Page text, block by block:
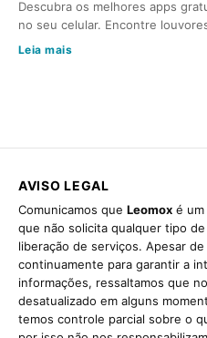
Descubra os melhores apps
no seu celular. Encontre
Leia mais
AVISO LEGAL
Comunicamos que Leomox é
que não solicita qualquer tipo
liberação de serviços. Apesar
continuamente para garantir a
informações, ressaltamos que
desatualizado em alguns
temos controle parcial sobre o